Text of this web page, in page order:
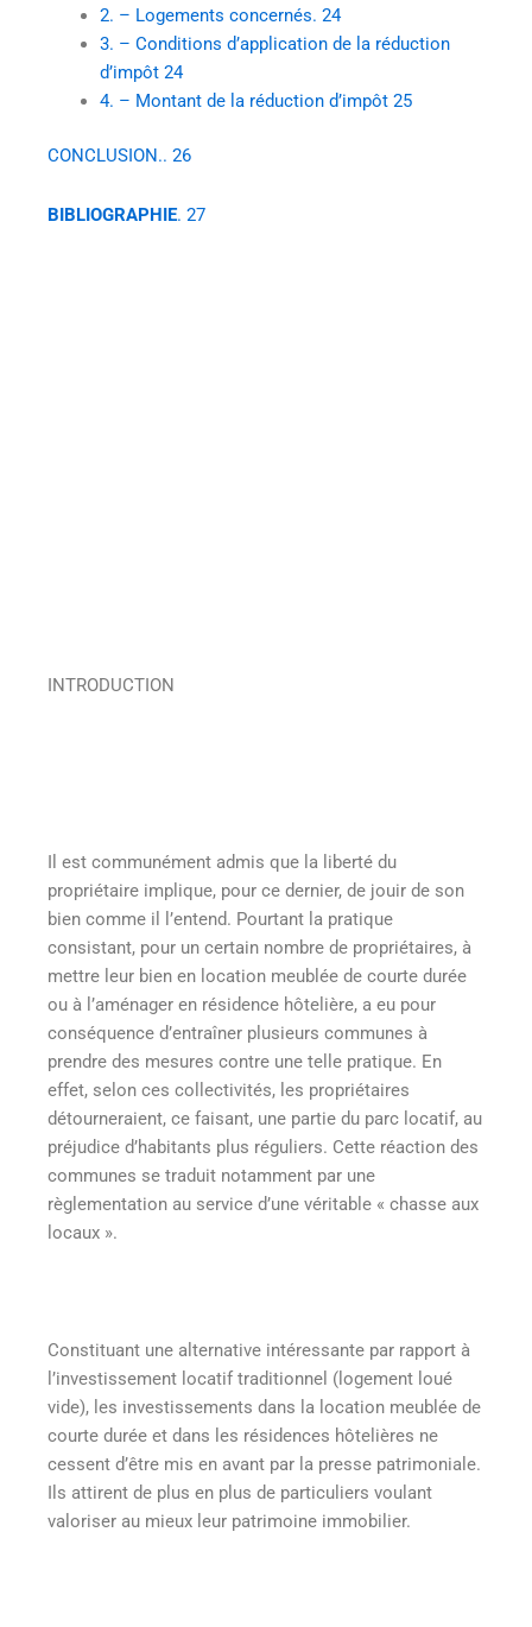
2. – Logements concernés. 24
3. – Conditions d’application de la réduction
d’impôt 24
4. – Montant de la réduction d’impôt 25
CONCLUSION.. 26
BIBLIOGRAPHIE. 27
INTRODUCTION
Il est communément admis que la liberté du
propriétaire implique, pour ce dernier, de jouir de son
bien comme il l’entend. Pourtant la pratique
consistant, pour un certain nombre de propriétaires, à
mettre leur bien en location meublée de courte durée
ou à l’aménager en résidence hôtelière, a eu pour
conséquence d’entraîner plusieurs communes à
prendre des mesures contre une telle pratique. En
effet, selon ces collectivités, les propriétaires
détourneraient, ce faisant, une partie du parc locatif, au
préjudice d’habitants plus réguliers. Cette réaction des
communes se traduit notamment par une
règlementation au service d’une véritable « chasse aux
locaux ».
Constituant une alternative intéressante par rapport à
l’investissement locatif traditionnel (logement loué
vide), les investissements dans la location meublée de
courte durée et dans les résidences hôtelières ne
cessent d’être mis en avant par la presse patrimoniale.
Ils attirent de plus en plus de particuliers voulant
valoriser au mieux leur patrimoine immobilier.